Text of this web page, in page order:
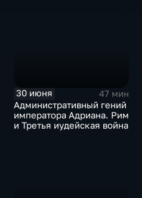
30 июня
47 мин
Административный гений
императора Адриана. Рим
и Третья иудейская война